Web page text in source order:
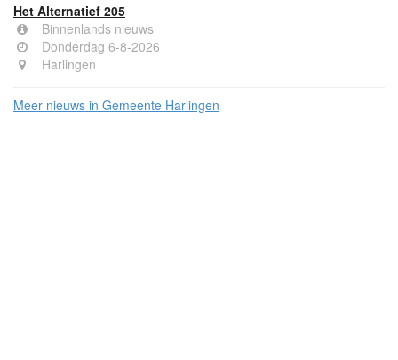
Het Alternatief 205
Binnenlands nieuws
Donderdag 6-8-2026
Harlingen
Meer nieuws in Gemeente Harlingen